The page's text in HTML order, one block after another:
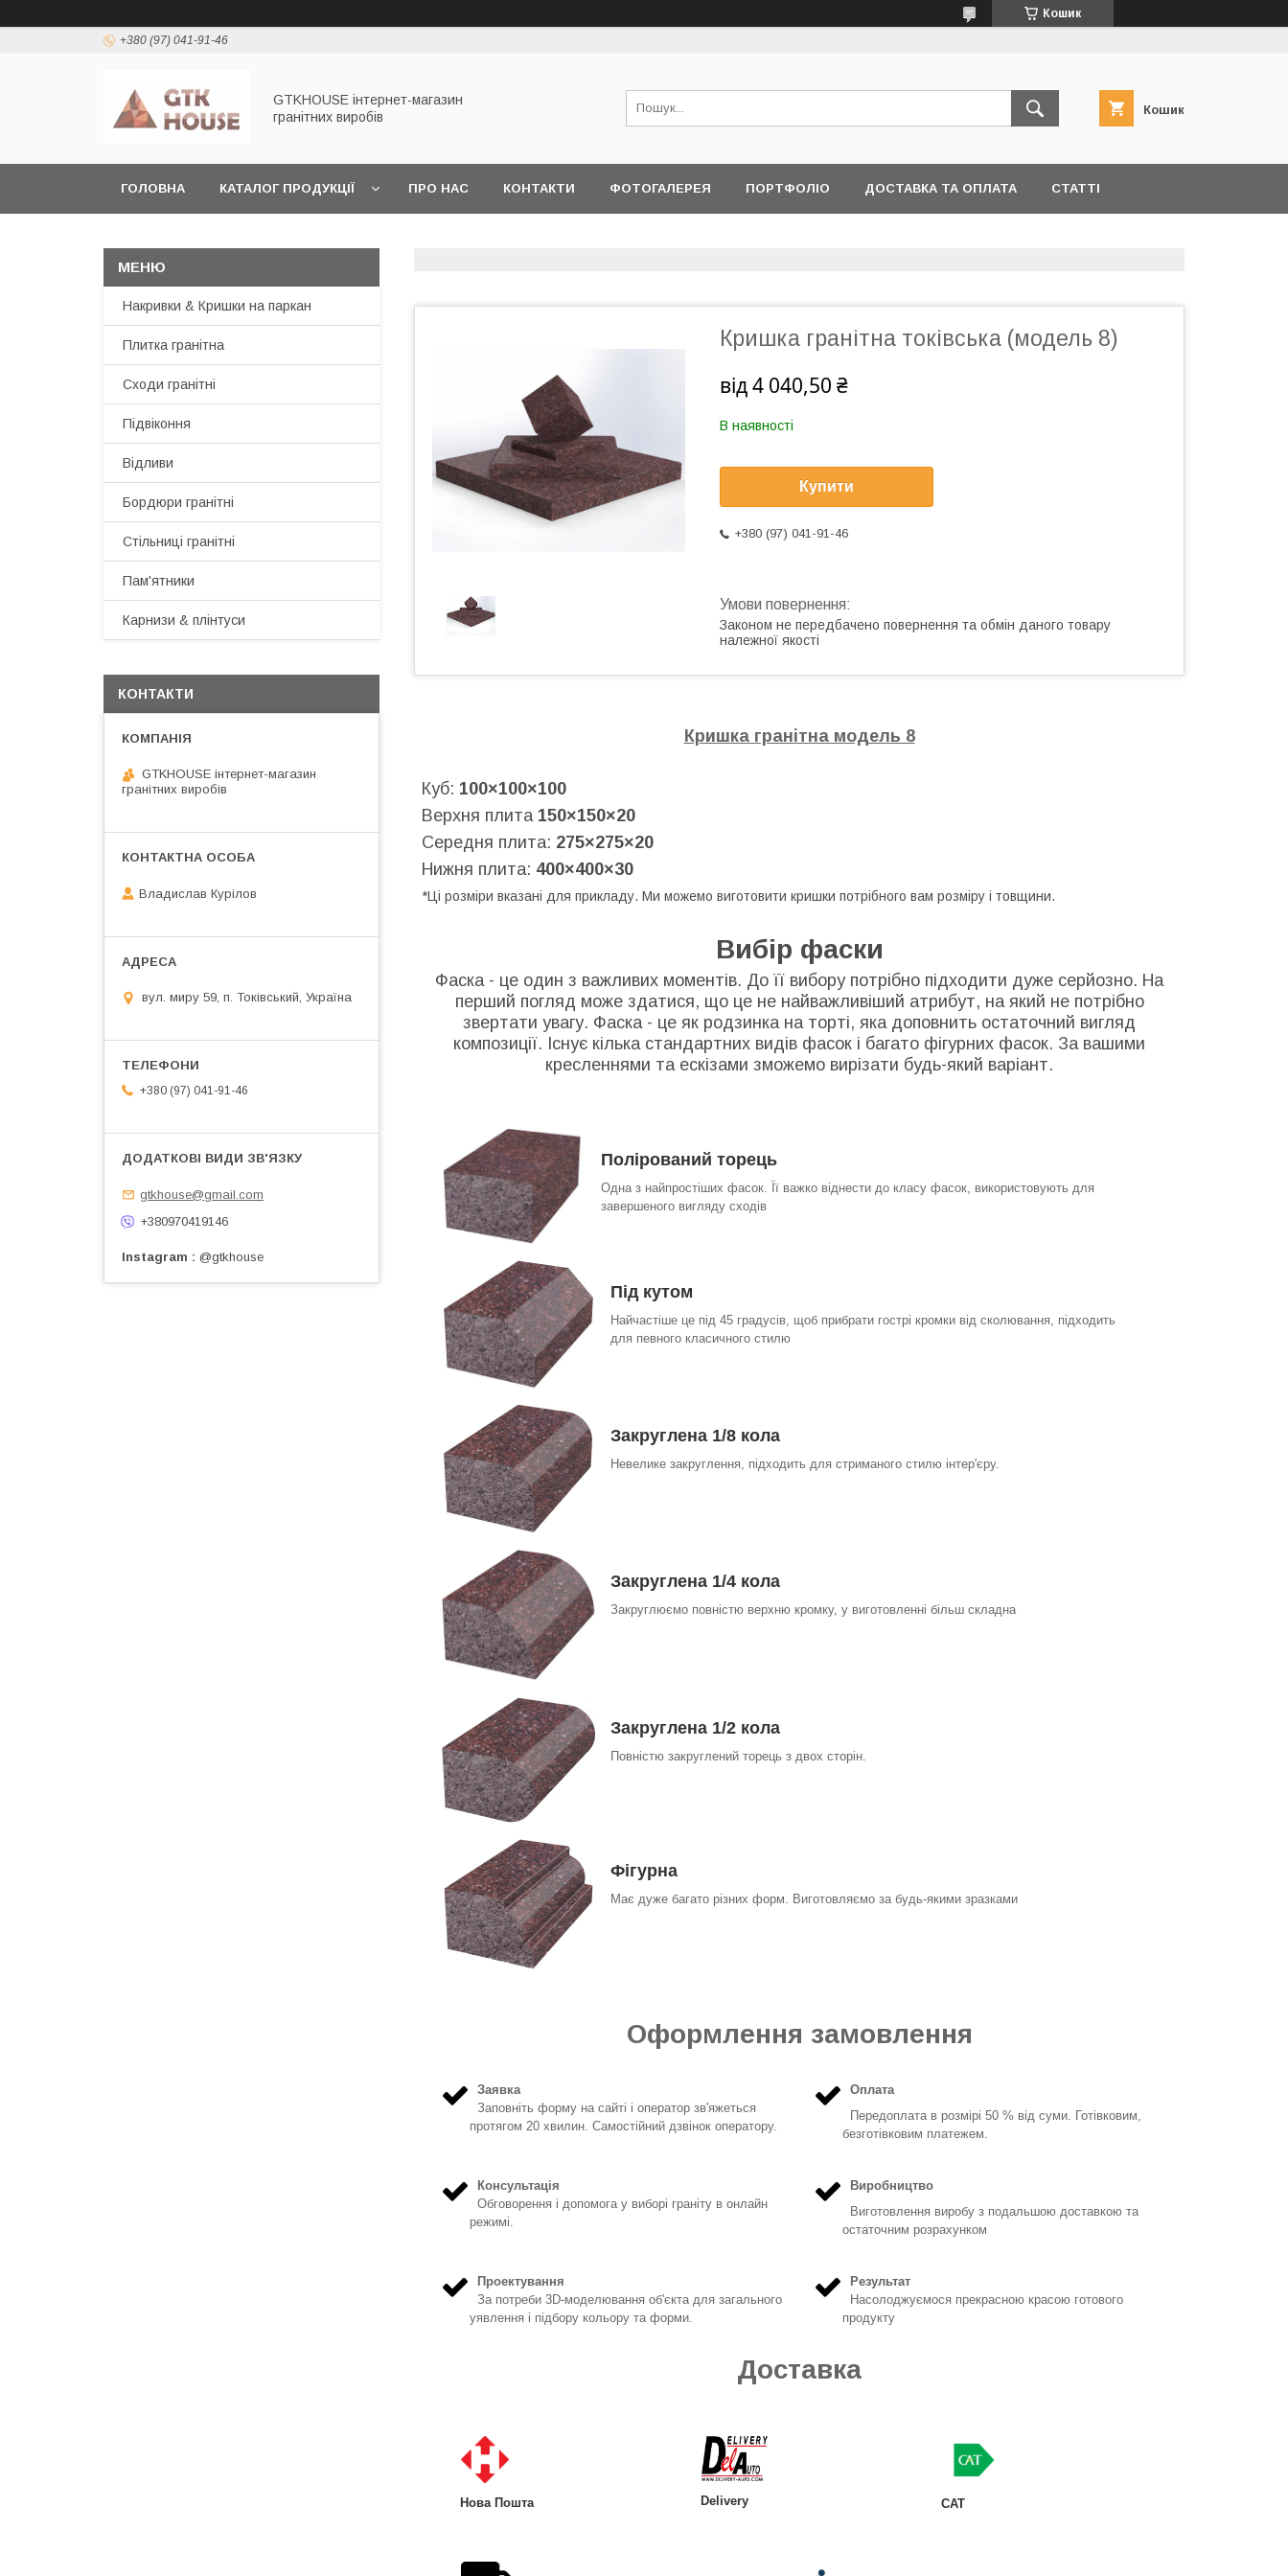
Кошик
+380 (97) 041-91-46
GTKHOUSE інтернет-магазин
гранітних виробів
Кошик
ГОЛОВНА КАТАЛОГ ПРОДУКЦІЇ ПРО НАС КОНТАКТИ ФОТОГАЛЕРЕЯ ПОРТФОЛІО ДОСТАВКА ТА ОПЛАТА СТАТТІ
Кришка гранітна токівська (модель 8)
від4 040,50 ₴
В наявності
Купити
+380 (97) 041-91-46
Законом не передбачено повернення та обмін даного товару
належної якості
Кришка гранітна модель 8
Куб: 100×100×100
Верхня плита 150×150×20
Середня плита: 275×275×20
Нижня плита: 400×400×30
*Ці розміри вказані для прикладу. Ми можемо виготовити кришки потрібного вам розміру і товщини.
Вибір фаски
Фаска - це один з важливих моментів. До її вибору потрібно підходити дуже серйозно. На
перший погляд може здатися, що це не найважливіший атрибут, на який не потрібно
звертати увагу. Фаска - це як родзинка на торті, яка доповнить остаточний вигляд
композиції. Існує кілька стандартних видів фасок і багато фігурних фасок. За вашими
кресленнями та ескізами зможемо вирізати будь-який варіант.
Полірований торець
Одна з найпростіших фасок. Її важко віднести до класу фасок, використовують для
завершеного вигляду сходів
Під кутом
Найчастіше це під 45 градусів, щоб прибрати гострі кромки від сколювання, підходить
для певного класичного стилю
Закруглена 1/8 кола
Невелике закруглення, підходить для стриманого стилю інтер'єру.
Закруглена 1/4 кола
Закруглюємо повністю верхню кромку, у виготовленні більш складна
Закруглена 1/2 кола
Повністю закруглений торець з двох сторін.
Фігурна
Має дуже багато різних форм. Виготовляємо за будь-якими зразками
Оформлення замовлення
Заявка
Заповніть форму на сайті і оператор зв'яжеться
протягом 20 хвилин. Самостійний дзвінок оператору.
Оплата
Передоплата в розмірі 50 % від суми. Готівковим,
безготівковим платежем.
Консультація
Обговорення і допомога у виборі граніту в онлайн
режимі.
Виробництво
Виготовлення виробу з подальшою доставкою та
остаточним розрахунком
Проектування
За потреби 3D-моделювання об'єкта для загального
уявлення і підбору кольору та форми.
Результат
Насолоджуємося прекрасною красою готового
продукту
Доставка
Нова Пошта Delivery CAT
Накривки & Кришки на паркан
Плитка гранітна
Сходи гранітні
Підвіконня
Відливи
Бордюри гранітні
Стільниці гранітні
Пам'ятники
Карнизи & плінтуси
КОНТАКТИ
GTKHOUSE інтернет-магазин
гранітних виробів
Владислав Курілов
вул. миру 59, п. Токівський, Україна
+380 (97) 041-91-46
gtkhouse@gmail.com
+380970419146
Instagram @gtkhouse